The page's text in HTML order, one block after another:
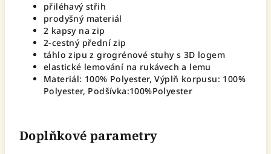
přiléhavý střih
prodyšný materiál
2 kapsy na zip
2-cestný přední zip
táhlo zipu z grogrénové stuhy s 3D logem
elastické lemování na rukávech a lemu
Materiál: 100% Polyester, Výplň korpusu: 100%
Polyester, Podšívka:100%Polyester
Doplňkové parametry